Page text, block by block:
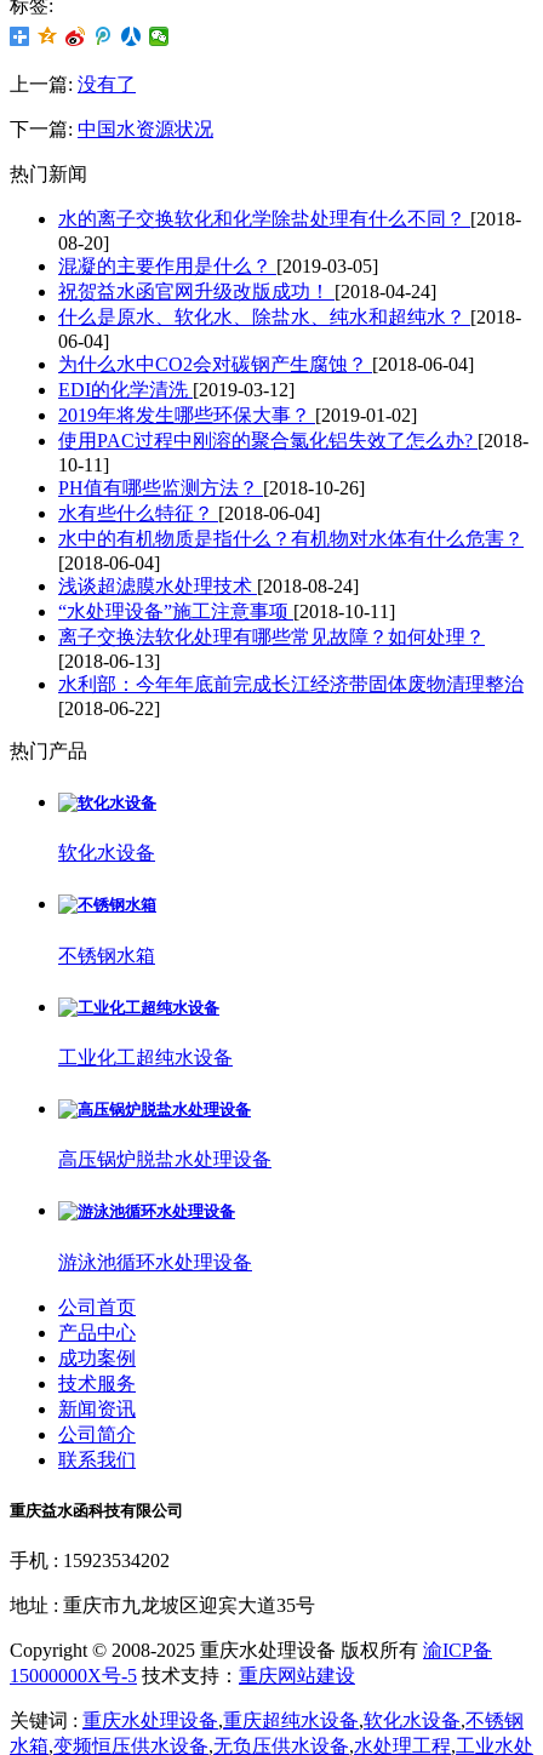
标签:
上一篇: 没有了
下一篇: 中国水资源状况
热门新闻
水的离子交换软化和化学除盐处理有什么不同？ [2018-
08-20]
混凝的主要作用是什么？ [2019-03-05]
祝贺益水函官网升级改版成功！ [2018-04-24]
什么是原水、软化水、除盐水、纯水和超纯水？ [2018-
06-04]
为什么水中CO2会对碳钢产生腐蚀？ [2018-06-04]
EDI的化学清洗 [2019-03-12]
2019年将发生哪些环保大事？ [2019-01-02]
使用PAC过程中刚溶的聚合氯化铝失效了怎么办? [2018-
10-11]
PH值有哪些监测方法？ [2018-10-26]
水有些什么特征？ [2018-06-04]
水中的有机物质是指什么？有机物对水体有什么危害？
[2018-06-04]
浅谈超滤膜水处理技术 [2018-08-24]
“水处理设备”施工注意事项 [2018-10-11]
离子交换法软化处理有哪些常见故障？如何处理？
[2018-06-13]
水利部：今年年底前完成长江经济带固体废物清理整治
[2018-06-22]
热门产品
软化水设备
不锈钢水箱
工业化工超纯水设备
高压锅炉脱盐水处理设备
游泳池循环水处理设备
公司首页
产品中心
成功案例
技术服务
新闻资讯
公司简介
联系我们
重庆益水函科技有限公司
手机 : 15923534202
地址 : 重庆市九龙坡区迎宾大道35号
Copyright © 2008-2025 重庆水处理设备 版权所有 渝ICP备
15000000X号-5 技术支持： 重庆网站建设
关键词 : 重庆水处理设备,重庆超纯水设备,软化水设备,不锈钢
水箱,变频恒压供水设备,无负压供水设备,水处理工程,工业水处